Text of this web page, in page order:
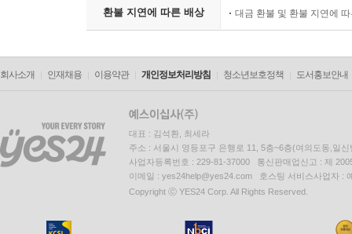
환불 지연에 따른 배상 대금 환불 및 환불 지연에
회사소개 인재채용 이용약관 개인정보처리방침 청소년보호정책 도서홍보안내
대표 : 김석환, 최세라
주소 : 서울시 영등포구 은행로 11, 5층~6층(여의도동,일신
사업자등록번호 : 229-81-37000 통신판매업신고 : 제
이메일 : yes24help@yes24.com 호스팅 서비스사업자 :
Copyright ⓒ YES24 Corp. All Rights Reserved.